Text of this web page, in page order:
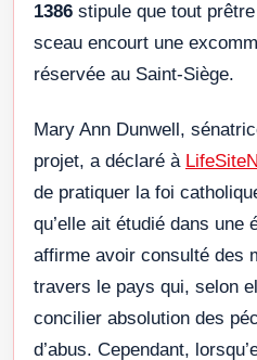
1386 stipule que tout
sceau encourt une
réservée au Saint-Siège.
Mary Ann Dunwell,
projet, a déclaré à
de pratiquer la foi
qu’elle ait étudié dans une
affirme avoir consulté des
travers le pays qui, selon
concilier absolution des
d’abus. Cependant,